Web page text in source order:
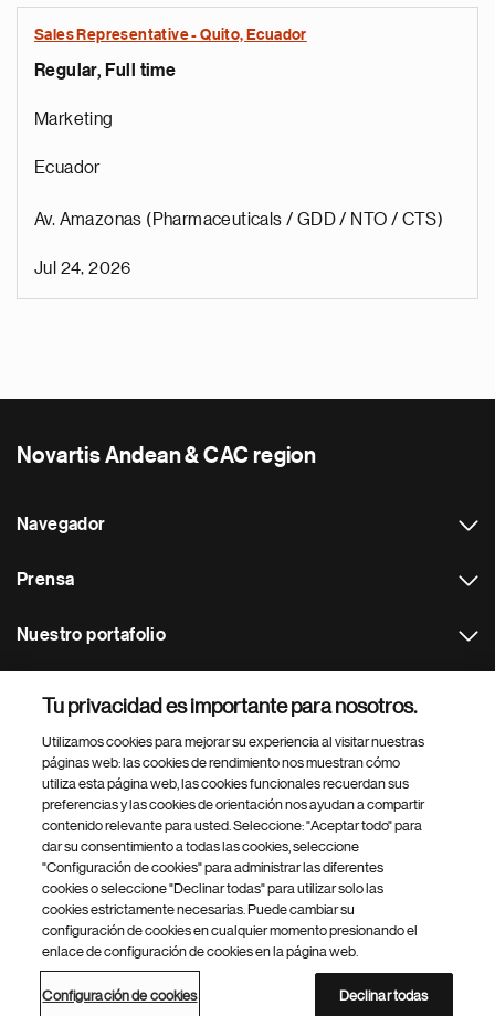
Sales Representative - Quito, Ecuador
Regular, Full time
Marketing
Ecuador
Av. Amazonas (Pharmaceuticals / GDD / NTO / CTS)
Jul 24, 2026
Novartis Andean & CAC region
Navegador
Prensa
Nuestro portafolio
Footer Site Search
inferior
del
© 2026 Novartis AG
Política de privacidad Términos de uso
Accesibilidad
Configuración de cookies
Mapa del sitio
Tu privacidad es importante para nosotros.
Utilizamos cookies para mejorar su experiencia al visitar nuestras
páginas web: las cookies de rendimiento nos muestran cómo
utiliza esta página web, las cookies funcionales recuerdan sus
preferencias y las cookies de orientación nos ayudan a compartir
contenido relevante para usted. Seleccione: "Aceptar todo" para
dar su consentimiento a todas las cookies, seleccione
"Configuración de cookies" para administrar las diferentes
cookies o seleccione "Declinar todas" para utilizar solo las
cookies estrictamente necesarias. Puede cambiar su
configuración de cookies en cualquier momento presionando el
enlace de configuración de cookies en la página web.
Configuración de cookies Declinar todas